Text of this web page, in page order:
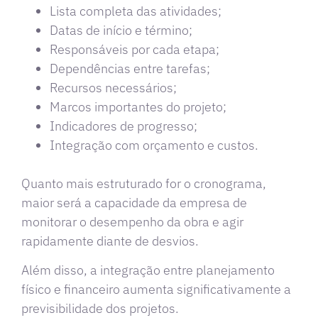
Lista completa das atividades;
Datas de início e término;
Responsáveis por cada etapa;
Dependências entre tarefas;
Recursos necessários;
Marcos importantes do projeto;
Indicadores de progresso;
Integração com orçamento e custos.
Quanto mais estruturado for o cronograma,
maior será a capacidade da empresa de
monitorar o desempenho da obra e agir
rapidamente diante de desvios.
Além disso, a integração entre planejamento
físico e financeiro aumenta significativamente a
previsibilidade dos projetos.